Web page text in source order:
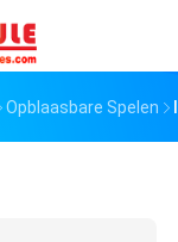
Opblaasbare Spelen